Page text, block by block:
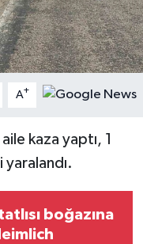
A+
kaza yaptı, 1
yaralandı.
boğazına